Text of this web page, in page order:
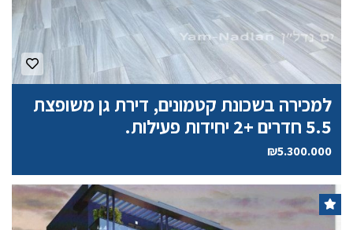
למכירה בשכונת קטמונים, דירת גן משופצת
5.5 חדרים +2 יחידות פעילות.
₪5.300.000